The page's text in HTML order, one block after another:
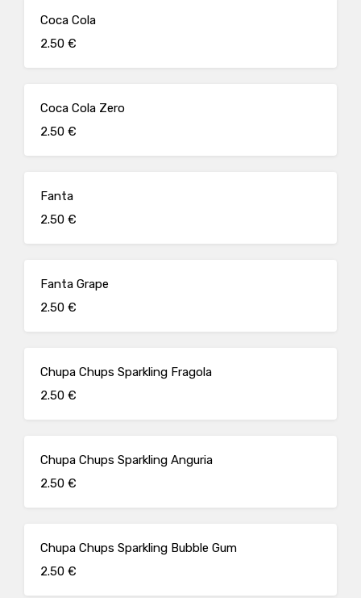
Coca Cola
2.50 €
Coca Cola Zero
2.50 €
Fanta
2.50 €
Fanta Grape
2.50 €
Chupa Chups Sparkling Fragola
2.50 €
Chupa Chups Sparkling Anguria
2.50 €
Chupa Chups Sparkling Bubble Gum
2.50 €